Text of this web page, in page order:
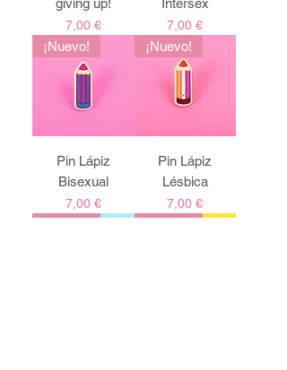
Precio
7,00 € Precio
7,00 €
¡Nuevo!
Pin Lápiz
Bisexual
Precio
7,00 €
¡Nuevo!
Pin Lápiz
Lésbica
Precio
7,00 €